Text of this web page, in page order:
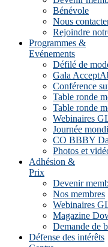
Bénévole
Nous
Rejoindre
Programmes &
Evénements
Défilé de
Gala
Conférence
Table ronde
Table ronde
Webinaires
Journée
CO BBBY
Photos et
Adhésion &
Prix
Devenir
Nos membres
Webinaires
Magazine
Demande de
Défense des intérêts